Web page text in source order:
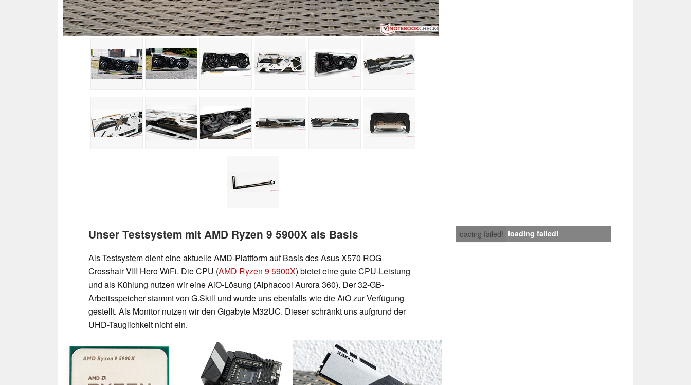
loading failed! loading failed!
Unser Testsystem mit AMD Ryzen 9 5900X als Basis
Als Testsystem dient eine aktuelle AMD-Plattform auf Basis des Asus X570 ROG
Crosshair VIII Hero WiFi. Die CPU (AMD Ryzen 9 5900X) bietet eine gute CPU-Leistung
und als Kühlung nutzen wir eine AiO-Lösung (Alphacool Aurora 360). Der 32-GB-
Arbeitsspeicher stammt von G.Skill und wurde uns ebenfalls wie die AiO zur Verfügung
gestellt. Als Monitor nutzen wir den Gigabyte M32UC. Dieser schränkt uns aufgrund der
UHD-Tauglichkeit nicht ein.